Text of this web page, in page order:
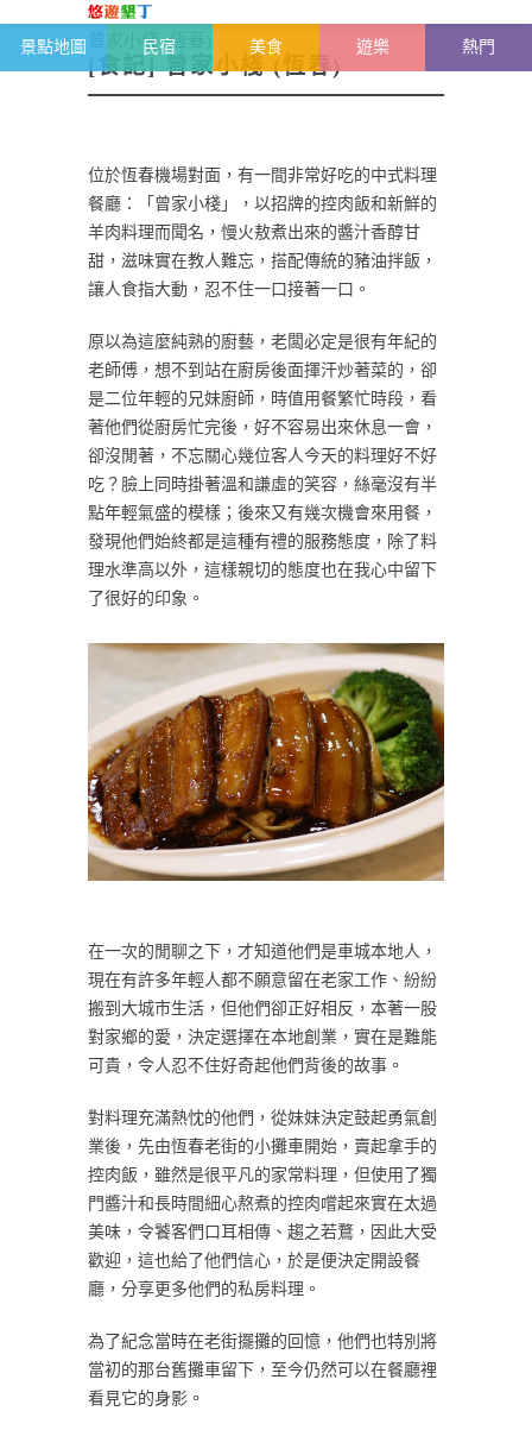
景點地圖 民宿 美食 遊樂 熱門
恆春半島-墾丁雜記
曾家小棧 (恆春)
[食記] 曾家小棧 (恆春)
位於恆春機場對面，有一間非常好吃的中式料理
餐廳：「曾家小棧」，以招牌的控肉飯和新鮮的
羊肉料理而聞名，慢火敖煮出來的醬汁香醇甘
甜，滋味實在教人難忘，搭配傳統的豬油拌飯，
讓人食指大動，忍不住一口接著一口。
原以為這麼純熟的廚藝，老闆必定是很有年紀的
老師傅，想不到站在廚房後面揮汗炒著菜的，卻
是二位年輕的兄妹廚師，時值用餐繁忙時段，看
著他們從廚房忙完後，好不容易出來休息一會，
卻沒閒著，不忘關心幾位客人今天的料理好不好
吃？臉上同時掛著溫和謙虛的笑容，絲毫沒有半
點年輕氣盛的模樣；後來又有幾次機會來用餐，
發現他們始終都是這種有禮的服務態度，除了料
理水準高以外，這樣親切的態度也在我心中留下
了很好的印象。
在一次的閒聊之下，才知道他們是車城本地人，
現在有許多年輕人都不願意留在老家工作、紛紛
搬到大城市生活，但他們卻正好相反，本著一股
對家鄉的愛，決定選擇在本地創業，實在是難能
可貴，令人忍不住好奇起他們背後的故事。
對料理充滿熱忱的他們，從妹妹決定鼓起勇氣創
業後，先由恆春老街的小攤車開始，賣起拿手的
控肉飯，雖然是很平凡的家常料理，但使用了獨
門醬汁和長時間細心熬煮的控肉嚐起來實在太過
美味，令饕客們口耳相傳、趨之若鶩，因此大受
歡迎，這也給了他們信心，於是便決定開設餐
廳，分享更多他們的私房料理。
為了紀念當時在老街擺攤的回憶，他們也特別將
當初的那台舊攤車留下，至今仍然可以在餐廳裡
看見它的身影。